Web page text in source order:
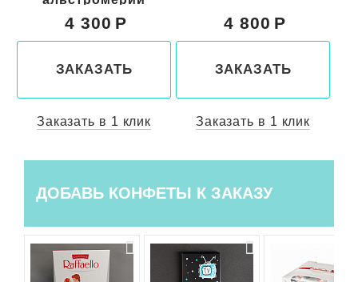
4 800
ЗАКАЗАТЬ
Заказать в 1 клик
5 000
ЗАКАЗАТЬ
Заказать в 1 клик
ДОБАВЬ КОНФЕТЫ К ЗАКАЗУ